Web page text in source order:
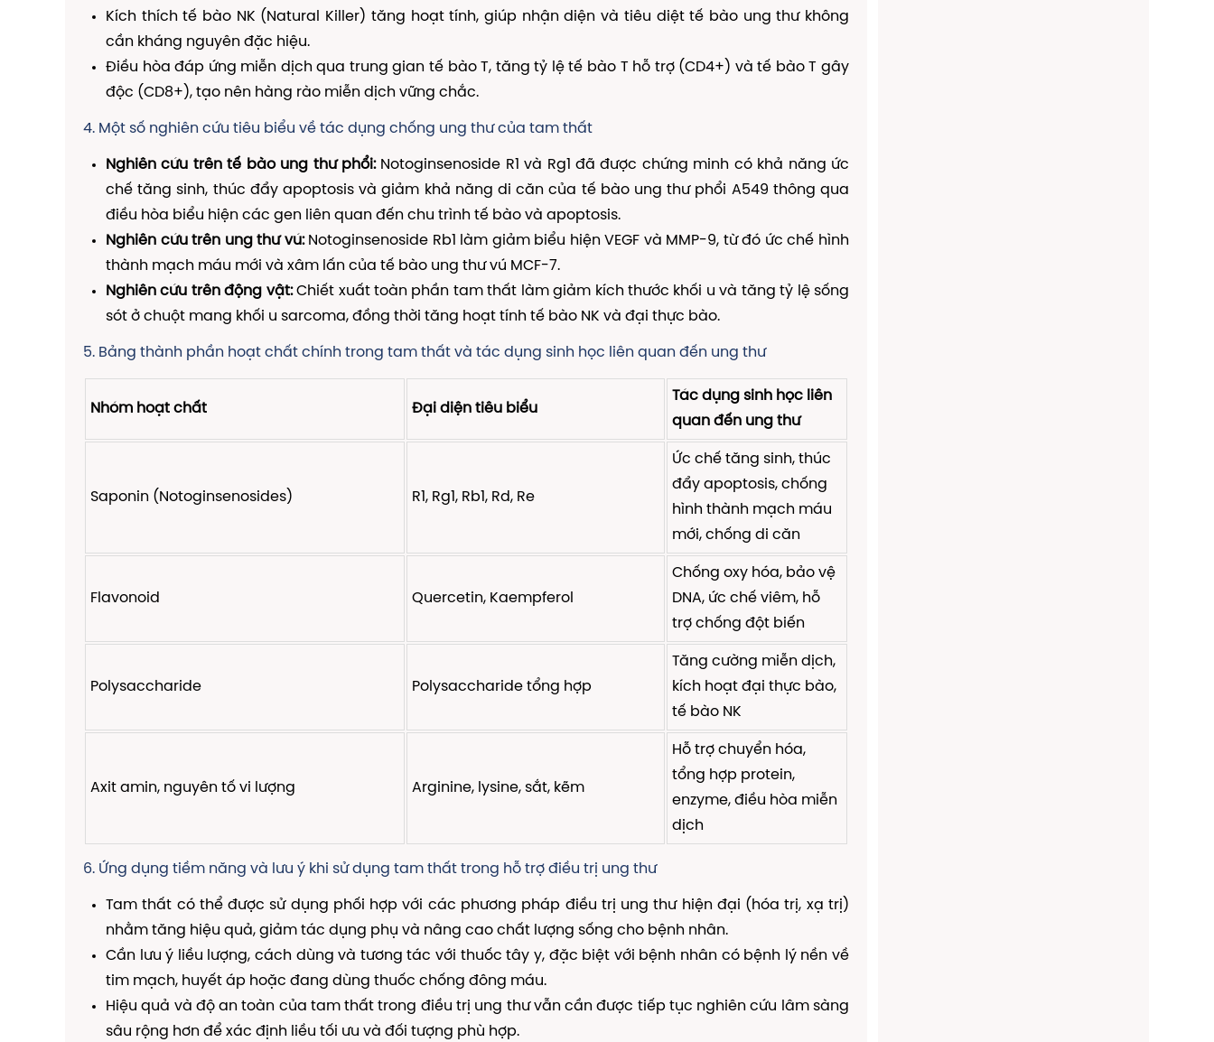
Kích thích tế bào NK (Natural Killer) tăng hoạt tính, giúp nhận diện và tiêu diệt tế bào ung thư không
cần kháng nguyên đặc hiệu.
Điều hòa đáp ứng miễn dịch qua trung gian tế bào T, tăng tỷ lệ tế bào T hỗ trợ (CD4+) và tế bào T gây
độc (CD8+), tạo nên hàng rào miễn dịch vững chắc.
4. Một số nghiên cứu tiêu biểu về tác dụng chống ung thư của tam thất
Nghiên cứu trên tế bào ung thư phổi:Notoginsenoside R1 và Rg1 đã được chứng minh có khả năng ức
chế tăng sinh, thúc đẩy apoptosis và giảm khả năng di căn của tế bào ung thư phổi A549 thông qua
điều hòa biểu hiện các gen liên quan đến chu trình tế bào và apoptosis.
Nghiên cứu trên ung thư vú:Notoginsenoside Rb1 làm giảm biểu hiện VEGF và MMP-9, từ đó ức chế hình
thành mạch máu mới và xâm lấn của tế bào ung thư vú MCF-7.
Nghiên cứu trên động vật:Chiết xuất toàn phần tam thất làm giảm kích thước khối u và tăng tỷ lệ sống
sót ở chuột mang khối u sarcoma, đồng thời tăng hoạt tính tế bào NK và đại thực bào.
5. Bảng thành phần hoạt chất chính trong tam thất và tác dụng sinh học liên quan đến ung thư
Nhóm hoạt chất Đại diện tiêu biểu
Tác dụng sinh học liên
quan đến ung thư
Saponin (Notoginsenosides) R1, Rg1, Rb1, Rd, Re
Ức chế tăng sinh, thúc
đẩy apoptosis, chống
hình thành mạch máu
mới, chống di căn
Flavonoid Quercetin, Kaempferol
Chống oxy hóa, bảo vệ
DNA, ức chế viêm, hỗ
trợ chống đột biến
Polysaccharide Polysaccharide tổng hợp
Tăng cường miễn dịch,
kích hoạt đại thực bào,
tế bào NK
Axit amin, nguyên tố vi lượng Arginine, lysine, sắt, kẽm
Hỗ trợ chuyển hóa,
tổng hợp protein,
enzyme, điều hòa miễn
dịch
6. Ứng dụng tiềm năng và lưu ý khi sử dụng tam thất trong hỗ trợ điều trị ung thư
Tam thất có thể được sử dụng phối hợp với các phương pháp điều trị ung thư hiện đại (hóa trị, xạ trị)
nhằm tăng hiệu quả, giảm tác dụng phụ và nâng cao chất lượng sống cho bệnh nhân.
Cần lưu ý liều lượng, cách dùng và tương tác với thuốc tây y, đặc biệt với bệnh nhân có bệnh lý nền về
tim mạch, huyết áp hoặc đang dùng thuốc chống đông máu.
Hiệu quả và độ an toàn của tam thất trong điều trị ung thư vẫn cần được tiếp tục nghiên cứu lâm sàng
sâu rộng hơn để xác định liều tối ưu và đối tượng phù hợp.